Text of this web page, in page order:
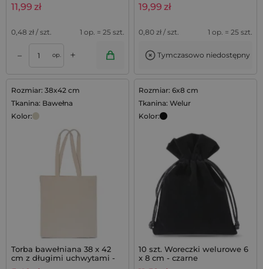
11,99 zł
0,48 zł / szt. 1 op. = 25 szt.
– op. +
19,99 zł
0,80 zł / szt. 1 op. = 25 szt.
Tymczasowo niedostępny
Rozmiar: 38x42 cm
Tkanina: Bawełna
Kolor:
Torba bawełniana 38 x 42
cm z długimi uchwytami -
kolor naturalny
Rozmiar: 6x8 cm
Tkanina: Welur
Kolor:
10 szt. Woreczki welurowe 6
x 8 cm - czarne